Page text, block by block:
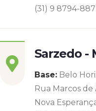
(31) 9 8794-
Sarzedo -
Base: Belo
Rua Marcos de
Nova